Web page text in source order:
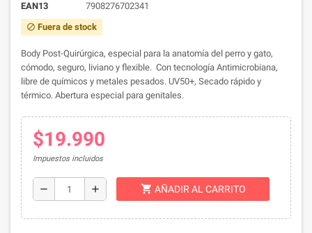
EAN13
7908276702341
block Fuera de stock
Body Post-Quirúrgica, especial para la anatomía del perro y gato,
cómodo, seguro, liviano y flexible. Con tecnología Antimicrobiana,
libre de químicos y metales pesados. UV50+, Secado rápido y
térmico. Abertura especial para genitales.
$19.990
Impuestos incluidos
remove add shopping_cart AÑADIR AL CARRITO